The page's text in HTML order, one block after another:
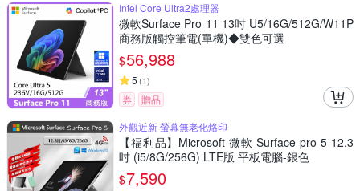
Intel Core Ultra2處理器
微軟Surface Pro 11 13吋 U5/16G/512G/W11P
商務版觸控筆電(單機)◆雙色可選
$56,988
5 (1)
券
贈品
外觀近新 螢幕無老化烙印
【福利品】Microsoft 微軟 Surface pro 5 12.3
吋 (i5/8G/256G) LTE版 平板電腦-銀色
$7,590